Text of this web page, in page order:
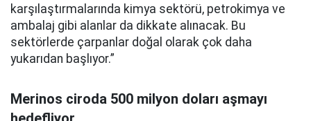
karşılaştırmalarında kimya sektörü, petrokimya ve
ambalaj gibi alanlar da dikkate alınacak. Bu
sektörlerde çarpanlar doğal olarak çok daha
yukarıdan başlıyor.”
Merinos ciroda 500 milyon doları aşmayı